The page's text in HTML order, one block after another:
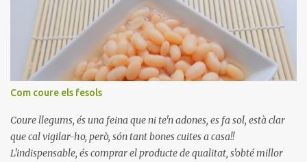
Com coure els fesols
Coure llegums, és una feina que ni te'n adones, es fa sol, està clar
que cal vigilar-ho, però, són tant bones cuites a casa!!
L'indispensable, és comprar el producte de qualitat, s'obté millor